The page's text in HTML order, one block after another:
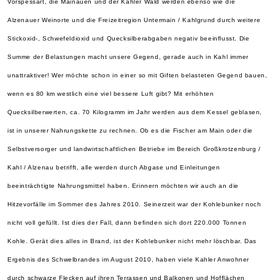
Vorspessart, die Mainauen und der Kahler Wald werden ebenso wie die
Alzenauer Weinorte und die Freizeitregion Untermain / Kahlgrund durch weitere
Stickoxid-, Schwefeldioxid und Quecksilberabgaben negativ beeinflusst. Die
Summe der Belastungen macht unsere Gegend, gerade auch in Kahl immer
unattraktiver! Wer möchte schon in einer so mit Giften belasteten Gegend bauen,
wenn es 80 km westlich eine viel bessere Luft gibt? Mit erhöhten
Quecksilberwerten, ca. 70 Kilogramm im Jahr werden aus dem Kessel geblasen,
ist in unserer Nahrungskette zu rechnen. Ob es die Fischer am Main oder die
Selbstversorger und landwirtschaftlichen Betriebe im Bereich Großkrotzenburg /
Kahl / Alzenau betrifft, alle werden durch Abgase und Einleitungen
beeinträchtigte Nahrungsmittel haben. Erinnern möchten wir auch an die
Hitzevorfälle im Sommer des Jahres 2010. Seinerzeit war der Kohlebunker noch
nicht voll gefüllt. Ist dies der Fall, dann befinden sich dort 220.000 Tonnen
Kohle. Gerät dies alles in Brand, ist der Kohlebunker nicht mehr löschbar. Das
Ergebnis des Schwelbrandes im August 2010, haben viele Kahler Anwohner
durch schwarze Flecken auf ihren Terrassen und Balkonen und Hofflächen